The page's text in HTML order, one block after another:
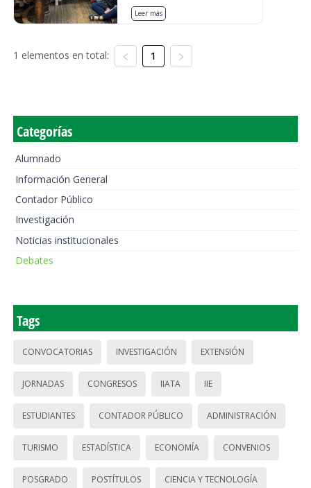
Leer más
1 elementos en total: 1
Categorías
Alumnado
Información General
Contador Público
Investigación
Noticias institucionales
Debates
Tags
CONVOCATORIAS INVESTIGACIÓN EXTENSIÓN
JORNADAS CONGRESOS IIATA IIE
ESTUDIANTES CONTADOR PÚBLICO ADMINISTRACIÓN
TURISMO ESTADÍSTICA ECONOMÍA CONVENIOS
POSGRADO POSTÍTULOS CIENCIA Y TECNOLOGÍA